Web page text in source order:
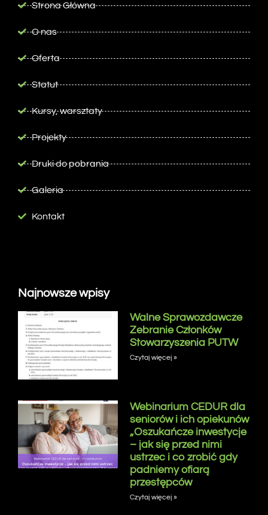
Strona Główna
O nas
Oferta
Statut
Kursy, warsztaty
Projekty
Druki do pobrania
Galeria
Kontakt
Najnowsze wpisy
Walne Sprawozdawcze
Zebranie Członków
Stowarzyszenia PUTW
Czytaj więcej »
Webinarium CEDUR dla
seniorów i ich opiekunów
„Oszukańcze inwestycje
– jak się przed nimi
ustrzec i co zrobić gdy
padniemy ofiarą
przestępców
Czytaj więcej »